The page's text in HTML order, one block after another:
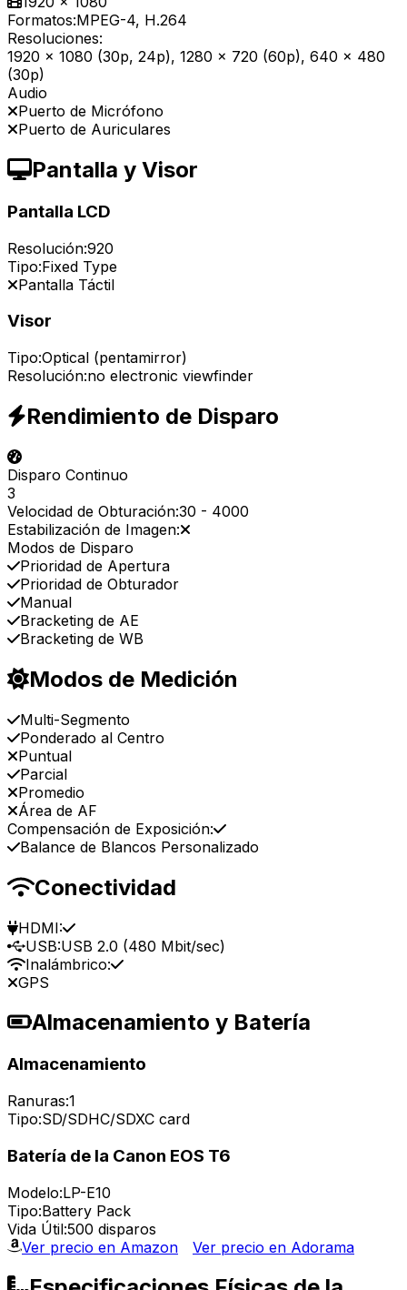
Formatos:MPEG-4, H.264
Resoluciones:
1920 x 1080 (30p, 24p), 1280 x 720 (60p), 640 x 480
(30p)
Audio
Puerto de Micrófono
Puerto de Auriculares
Pantalla y Visor
Pantalla LCD
Resolución:920
Tipo:Fixed Type
Pantalla Táctil
Visor
Tipo:Optical (pentamirror)
Resolución:no electronic viewfinder
Rendimiento de Disparo
Disparo Continuo
3
Velocidad de Obturación:30 - 4000
Estabilización de Imagen:
Modos de Disparo
Prioridad de Apertura
Prioridad de Obturador
Manual
Bracketing de AE
Bracketing de WB
Modos de Medición
Multi-Segmento
Ponderado al Centro
Puntual
Parcial
Promedio
Área de AF
Compensación de Exposición:
Balance de Blancos Personalizado
Conectividad
HDMI:
USB:USB 2.0 (480 Mbit/sec)
Inalámbrico:
GPS
Almacenamiento y Batería
Almacenamiento
Ranuras:1
Tipo:SD/SDHC/SDXC card
Batería de la Canon EOS T6
Modelo:LP-E10
Tipo:Battery Pack
Vida Útil:500 disparos
Ver precio en Amazon
Ver precio en Adorama